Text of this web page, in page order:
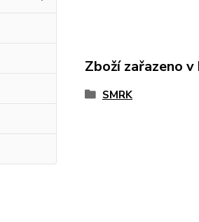
Zboží zařazeno
SMRK